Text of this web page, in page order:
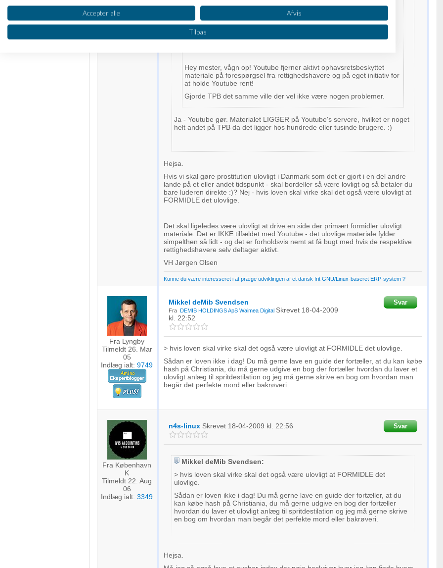
kopieringen som saadan burde vaere lovlig? Der er en del
inklusiv mig der undre sig over hvad thepiratebay.org er blevet
doemt for, naar de modsat foreksempel youtube.com ikke har
nogle filer liggende paa deres server som de ikke har
rettigheder til at distribuere.
Hey mester, vågn op! Youtube fjerner aktivt ophavsretsbeskyttet
materiale på forespørgsel fra rettighedshavere og på eget initiativ for
at holde Youtube rent!
Gjorde TPB det samme ville der vel ikke være nogen problemer.
Ja - Youtube gør. Materialet LIGGER på Youtube's servere, hvilket er noget
helt andet på TPB da det ligger hos hundrede eller tusinde brugere. :)
Hejsa.
Hvis vi skal gøre prostitution ulovligt i Danmark som det er gjort i en del andre
lande på et eller andet tidspunkt - skal bordeller så være lovligt og så betaler du
bare luderen direkte :)? Nej - hvis loven skal virke skal det også være ulovligt at
FORMIDLE det ulovlige.
Det skal ligeledes være ulovligt at drive en side der primært formidler ulovligt
materiale. Det er IKKE tilfældet med Youtube - det ulovlige materiale fylder
simpelthen så lidt - og det er forholdsvis nemt at få bugt med hvis de respektive
rettighedshavere selv deltager aktivt.
VH Jørgen Olsen
Kunne du være interesseret i at præge udviklingen af et dansk frit GNU/Linux-baseret ERP-system ?
Fra Lyngby
Tilmeldt 26. Mar
05
Indlæg ialt: 9749
Mikkel deMib Svendsen
Fra DEMIB HOLDINGS ApS Waimea Digital Skrevet 18-04-2009
kl. 22:52
Svar
> hvis loven skal virke skal det også være ulovligt at FORMIDLE det ulovlige.
Sådan er loven ikke i dag! Du må gerne lave en guide der fortæller, at du kan købe
hash på Christiania, du må gerne udgive en bog der fortæller hvordan du laver et
ulovligt anlæg til spritdestilation og jeg må gerne skrive en bog om hvordan man
begår det perfekte mord eller bakrøveri.
Fra København
K
Tilmeldt 22. Aug
06
Indlæg ialt: 3349
n4s-linux Skrevet 18-04-2009 kl. 22:56 Svar
Mikkel deMib Svendsen:
> hvis loven skal virke skal det også være ulovligt at FORMIDLE det
ulovlige.
Sådan er loven ikke i dag! Du må gerne lave en guide der fortæller, at du
kan købe hash på Christiania, du må gerne udgive en bog der fortæller
hvordan du laver et ulovligt anlæg til spritdestilation og jeg må gerne skrive
en bog om hvordan man begår det perfekte mord eller bakrøveri.
Hejsa.
Oprette profiler til tilpasset annoncering
Bruge profiler til at vælge tilpasset annoncering
Forstå målgrupper gennem statistikker eller kombinationer af oplysninger fra forskellige
Bruge begrænsede oplysninger til at vælge indhold
Identificere enheder baseret på aktivt anmodede oplysninger
Accepter alle Afvis
Tilpas